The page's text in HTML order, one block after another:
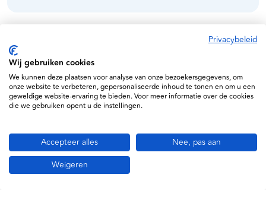
Specificaties
4031815068714
N070110N
Privacybeleid
Wij gebruiken cookies
We kunnen deze plaatsen voor analyse van onze bezoekersgegevens, om
onze website te verbeteren, gepersonaliseerde inhoud te tonen en om u een
geweldige website-ervaring te bieden. Voor meer informatie over de cookies
die we gebruiken opent u de instellingen.
Accepteer alles
Nee, pas aan
Weigeren